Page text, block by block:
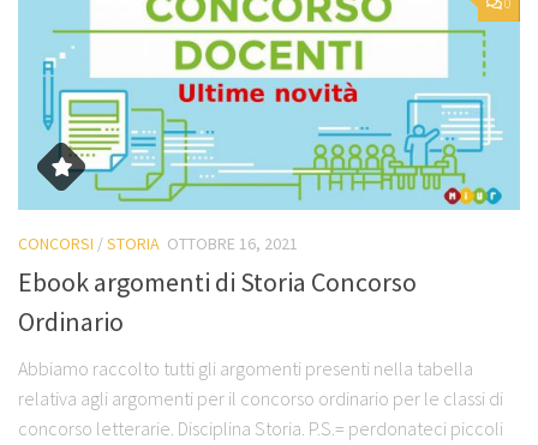
CONCORSI /STORIA OTTOBRE 16, 2021
Ebook argomenti di Storia Concorso
Ordinario
Abbiamo raccolto tutti gli argomenti presenti nella tabella
relativa agli argomenti per il concorso ordinario per le classi di
concorso letterarie. Disciplina Storia. P.S.= perdonateci piccoli